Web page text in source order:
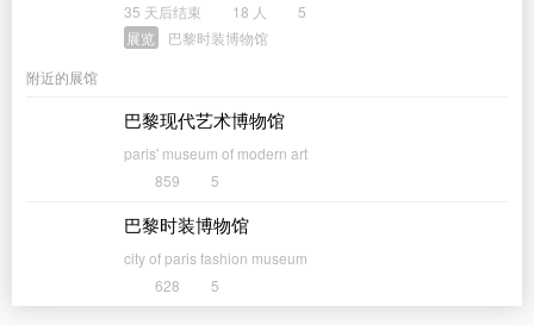
35 天后结束 18 人
5
展览
巴黎时装博物馆
附近的展馆
巴黎现代艺术博物馆
paris' museum of modern art
859
5
巴黎时装博物馆
city of paris fashion museum
628
5